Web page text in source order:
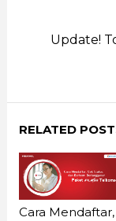
Update!
RELATED
Cara Mendaftar,